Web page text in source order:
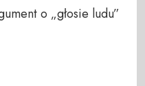
o „głosie ludu”